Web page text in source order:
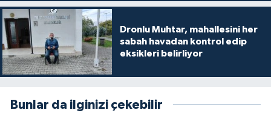
Dronlu Muhtar, mahallesini her
sabah havadan kontrol edip
eksikleri belirliyor
Bunlar da ilginizi çekebilir